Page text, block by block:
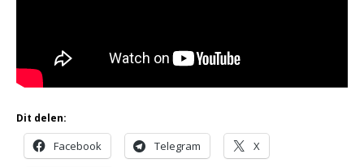
Dit delen:
Facebook Telegram X